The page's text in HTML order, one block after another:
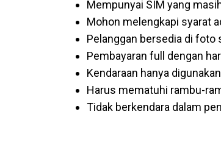
Mempunyai SIM yang
Mohon melengkapi syarat
Pelanggan bersedia di foto
Pembayaran full dengan
Kendaraan hanya
Harus mematuhi rambu-
Tidak berkendara dalam